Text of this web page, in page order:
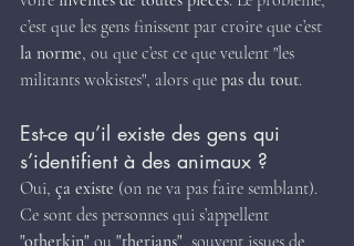
c’est que les gens finissent par croire que c’est
la norme, ou que c’est ce que veulent "les
militants wokistes", alors que pas du tout.
Est-ce qu’il existe des gens qui
s’identifient à des animaux ?
Oui, ça existe (on ne va pas faire semblant).
Ce sont des personnes qui s’appellent
"otherkin" ou "therians" , souvent issues de